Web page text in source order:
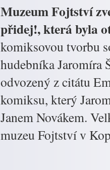
Muzeum Fojtství
přidej!, která byla
komiksovou tvorbu
hudebníka Jaromíra
odvozený z citátu
komiksu, který
Janem Novákem.
muzeu Fojtství v